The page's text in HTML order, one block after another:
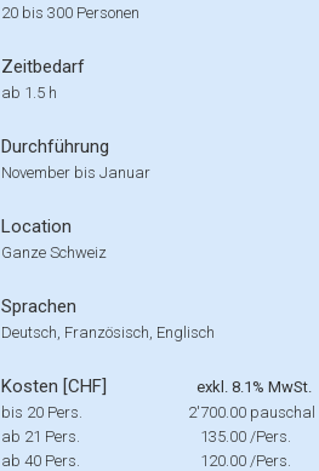
20 bis 300 Personen
Zeitbedarf
ab 1.5 h
Durchführung
November bis Januar
Location
Ganze Schweiz
Sprachen
Deutsch, Französisch, Englisch
Kosten [CHF]
exkl. 8.1% MwSt.
bis 20 Pers.
2'700.00 pauschal
ab 21 Pers.
135.00 /Pers.
ab 40 Pers.
120.00 /Pers.